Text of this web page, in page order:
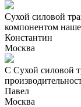
Сухой силовой
компонентом
Константин
Москва
С Сухой силовой
Павел
Москва